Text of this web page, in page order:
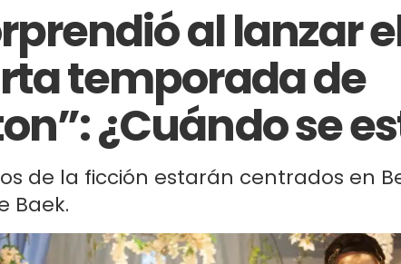
al lanzar
temporada de
¿Cuándo se
de la ficción estarán centrados en
Baek.